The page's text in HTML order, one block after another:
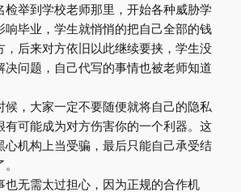
检举到学校老师那里，开始各种威胁学
响毕业，学生就悄悄的把自己全部的钱
，后来对方依旧以此继续要挟，学生没
决问题，自己代写的事情也被老师知道
候，大家一定不要随便就将自己的隐私
有可能成为对方伤害你的一个利器。这
心机构上当受骗，最后只能自己承受结
也无需太过担心，因为正规的合作机